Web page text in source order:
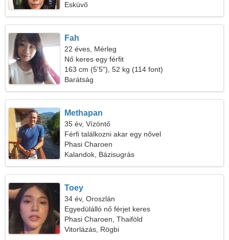
Esküvő
Fah
22 éves, Mérleg
Nő keres egy férfit
163 cm (5'5"), 52 kg (114 font)
Barátság
Methapan
35 év, Vízöntő
Férfi találkozni akar egy nővel
Phasi Charoen
Kalandok, Bázisugrás
Toey
34 év, Oroszlán
Egyedülálló nő férjet keres
Phasi Charoen, Thaiföld
Vitorlázás, Rögbi